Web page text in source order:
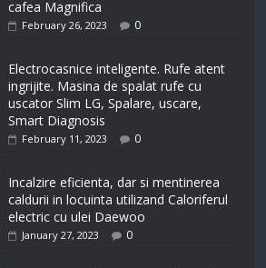
cafea Magnifica
February 26, 2023 0
Electrocasnice inteligente. Rufe atent
ingrijite. Masina de spalat rufe cu
uscator Slim LG, Spalare, uscare,
Smart Diagnosis
February 11, 2023 0
Incalzire eficienta, dar si mentinerea
caldurii in locuinta utilizand Caloriferul
electric cu ulei Daewoo
January 27, 2023 0